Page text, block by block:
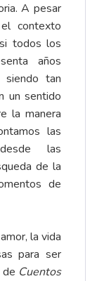
A pesar
contexto
todos los
años
tan
un sentido
la manera
las
las
de la
de
la vida
para ser
Cuentos